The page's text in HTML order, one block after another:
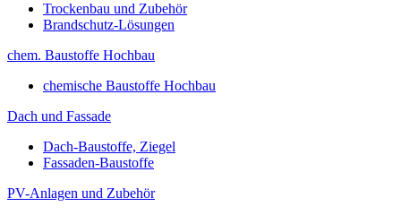
Trockenbau und Zubehör
Brandschutz-Lösungen
chem. Baustoffe Hochbau
chemische Baustoffe Hochbau
Dach und Fassade
Dach-Baustoffe, Ziegel
Fassaden-Baustoffe
PV-Anlagen und Zubehör